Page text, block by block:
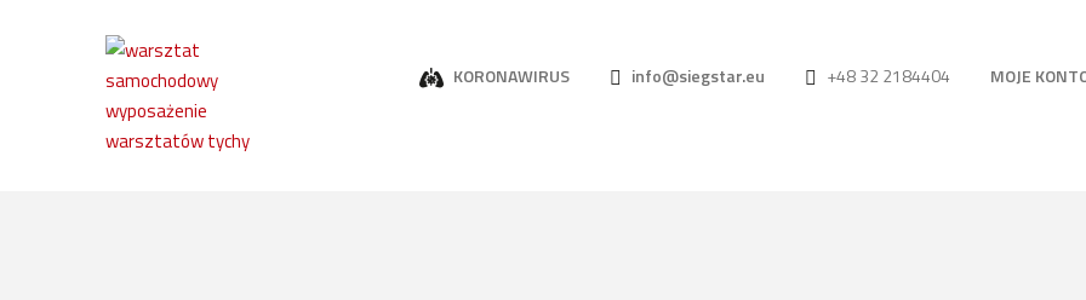
KORONAWIRUS info@siegstar.eu +48 32 2184404 MOJE